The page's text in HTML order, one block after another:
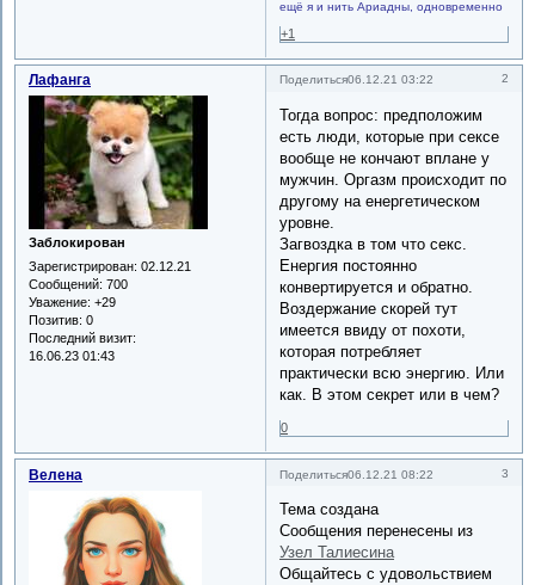
ещё я и нить Ариадны, одновременно
+1
Поделиться 2
06.12.21 03:22
Лафанга
Заблокирован
Зарегистрирован: 02.12.21
Сообщений: 700
Уважение: +29
Позитив: 0
Последний визит:
16.06.23 01:43
Тогда вопрос: предположим
есть люди, которые при сексе
вообще не кончают вплане у
мужчин. Оргазм происходит по
другому на енергетическом
уровне.
Загвоздка в том что секс.
Енергия постоянно
конвертируется и обратно.
Воздержание скорей тут
имеется ввиду от похоти,
которая потребляет
практически всю энергию. Или
как. В этом секрет или в чем?
0
Поделиться 3
06.12.21 08:22
Велена
Тема создана
Сообщения перенесены из
Узел Талиесина
Общайтесь с удовольствием